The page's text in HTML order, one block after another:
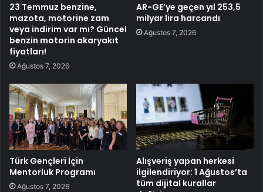
23 Temmuz benzine,
mazota, motorine zam
veya indirim var mı? Güncel
benzin motorin akaryakıt
fiyatları!
Ağustos 7, 2026
AR-GE’ye geçen yıl 253,5
milyar lira harcandı
Ağustos 7, 2026
Türk Gençleri İçin
Mentorluk Programı
Ağustos 7, 2026
Alışveriş yapan herkesi
ilgilendiriyor: 1 Ağustos’ta
tüm dijital kurallar